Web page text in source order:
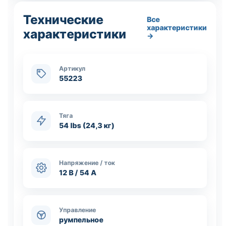
Технические
характеристики
Все
характеристики
→
Артикул
55223
Тяга
54 lbs (24,3 кг)
Напряжение / ток
12 В / 54 А
Управление
румпельное